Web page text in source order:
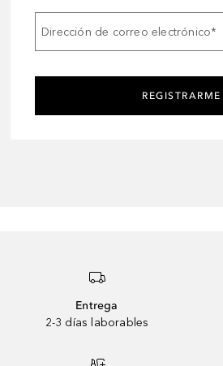
Dirección de correo electrónico*
REGISTRARME
Entrega
2-3 días laborables